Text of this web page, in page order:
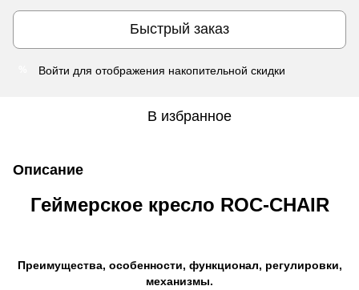
Быстрый заказ
Войти для отображения накопительной скидки
В избранное
Описание
Геймерское кресло ROC-CHAIR
Преимущества, особенности, функционал, регулировки,
механизмы.